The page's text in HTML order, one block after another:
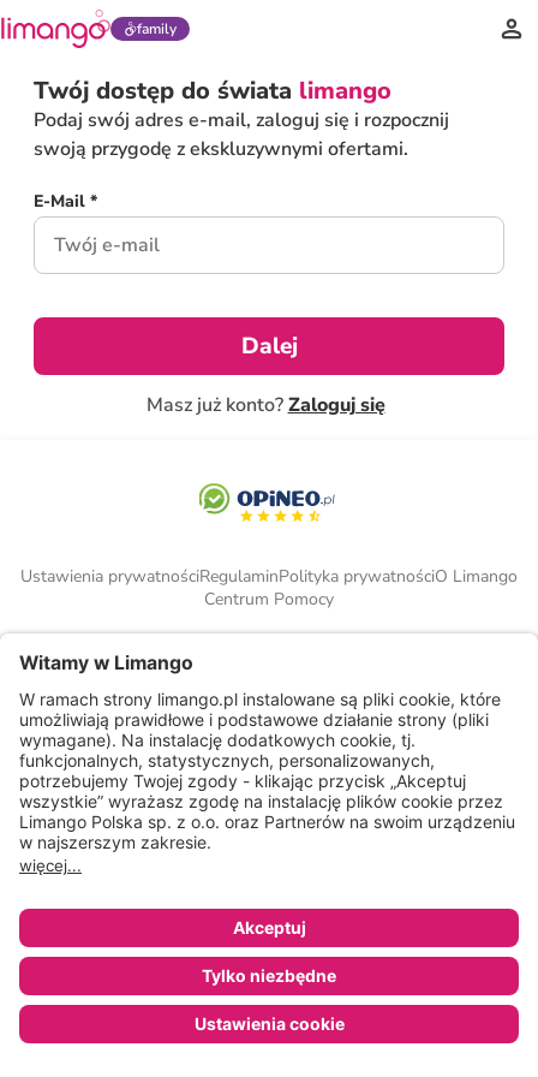
family
Twój dostęp do świata limango
Podaj swój adres e-mail, zaloguj się i rozpocznij
swoją przygodę z ekskluzywnymi ofertami.
E-Mail *
Dalej
Masz już konto?Zaloguj się
Ustawienia prywatnościRegulaminPolityka prywatnościO Limango
Centrum Pomocy